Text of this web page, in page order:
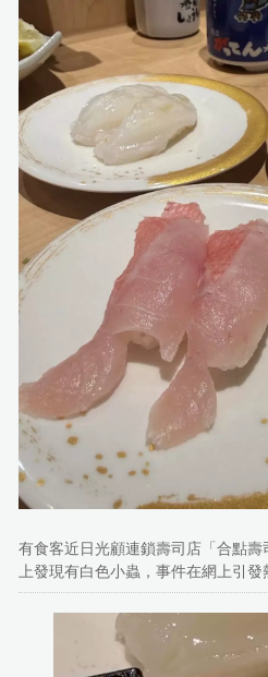
有食客近日光顧連鎖壽司店「合點
上發現有白色小蟲，事件在網上引